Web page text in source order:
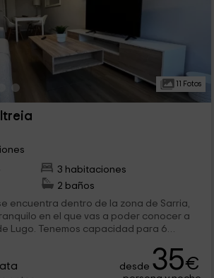
11 Fotos
3 habitaciones
2 baños
encuentra dentro de la zona de Sarria,
en el que vas a poder conocer a
para 6
para que puedas disfrutar al
desde 35€